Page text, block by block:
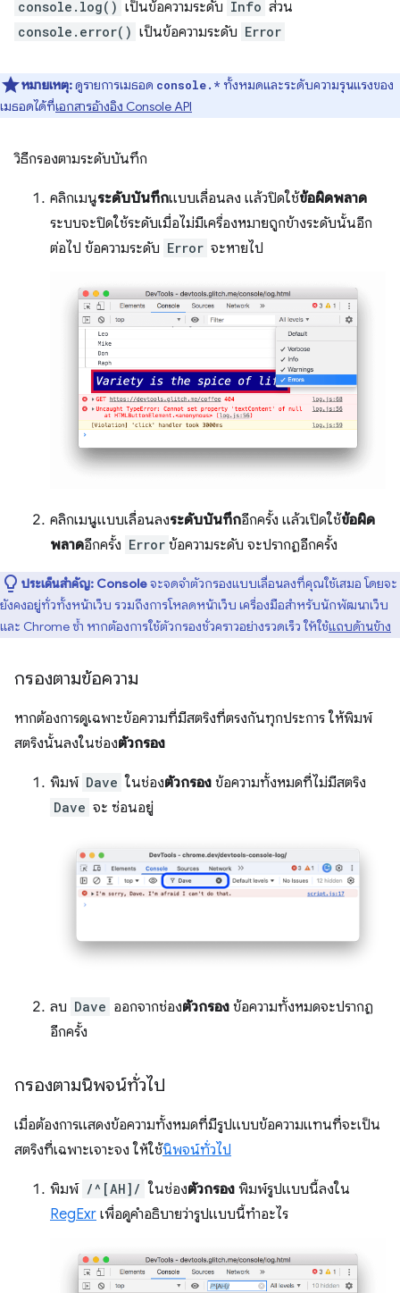
console.log() เป็นข้อความระดับ Info ส่วน
console.error() เป็นข้อความระดับ Error
หมายเหตุ:ดูรายการเมธอด console.* ทั้งหมดและระดับความรุนแรงของ
เมธอดได้ที่เอกสารอ้างอิง Console API
วิธีกรองตามระดับบันทึก
คลิกเมนูระดับบันทึกแบบเลื่อนลง แล้วปิดใช้ข้อผิดพลาด
ระบบจะปิดใช้ระดับเมื่อไม่มีเครื่องหมายถูกข้างระดับนั้นอีก
ต่อไป ข้อความระดับ Error จะหายไป
คลิกเมนูแบบเลื่อนลงระดับบันทึกอีกครั้ง แล้วเปิดใช้ข้อผิด
พลาดอีกครั้ง Error ข้อความระดับ จะปรากฏอีกครั้ง
ประเด็นสำคัญ: Consoleจะจดจำตัวกรองแบบเลื่อนลงที่คุณใช้เสมอ โดยจะ
ยังคงอยู่ทั่วทั้งหน้าเว็บ รวมถึงการโหลดหน้าเว็บ เครื่องมือสำหรับนักพัฒนาเว็บ
และ Chrome ซ้ำ หากต้องการใช้ตัวกรองชั่วคราวอย่างรวดเร็ว ให้ใช้แถบด้านข้าง
กรองตามข้อความ
หากต้องการดูเฉพาะข้อความที่มีสตริงที่ตรงกันทุกประการ ให้พิมพ์
สตริงนั้นลงในช่องตัวกรอง
พิมพ์ Dave ในช่องตัวกรอง ข้อความทั้งหมดที่ไม่มีสตริง
Dave จะ ซ่อนอยู่
ลบ Dave ออกจากช่องตัวกรอง ข้อความทั้งหมดจะปรากฏ
อีกครั้ง
กรองตามนิพจน์ทั่วไป
เมื่อต้องการแสดงข้อความทั้งหมดที่มีรูปแบบข้อความแทนที่จะเป็น
สตริงที่เฉพาะเจาะจง ให้ใช้นิพจน์ทั่วไป
พิมพ์ /^[AH]/ ในช่องตัวกรอง พิมพ์รูปแบบนี้ลงใน
RegExr เพื่อดูคำอธิบายว่ารูปแบบนี้ทำอะไร